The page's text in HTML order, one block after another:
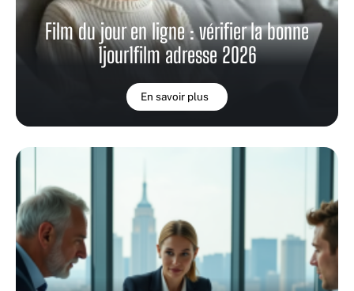
Film du jour en ligne : vérifier la bonne
1jour1film adresse 2026
En savoir plus